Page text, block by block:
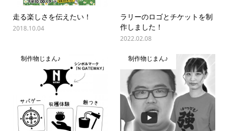
走る楽しさを伝えたい！
2018.10.04
ラリーのロゴとチケットを制
作しました！
2022.02.08
制作物じまん♪ 制作物じまん♪